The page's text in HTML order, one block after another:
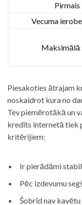
Vecuma
Maksimālā
Piesakoties ātrajam
noskaidrot kura no
Tev piemērotākā un
kredīts internetā tiek
kritērijiem:
Ir pierādāmi
Pēc izdevumu
Šobrīd nav